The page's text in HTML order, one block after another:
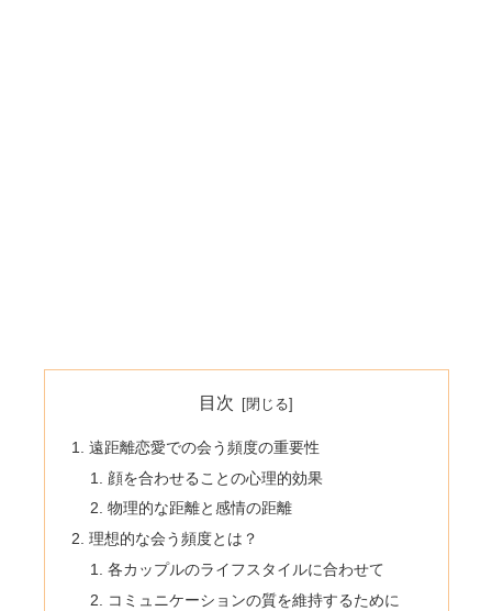
目次
遠距離恋愛での会う頻度の重要性
顔を合わせることの心理的効果
物理的な距離と感情の距離
理想的な会う頻度とは？
各カップルのライフスタイルに合わせて
コミュニケーションの質を維持するために